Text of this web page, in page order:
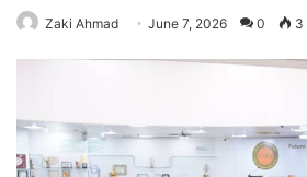
Zaki Ahmad June 7, 2026 0 3